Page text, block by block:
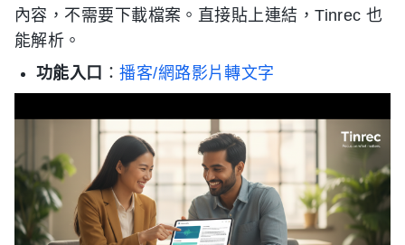
內容，不需要下載檔案。直接貼上連結，Tinrec 也
能解析。
功能入口 ：播客/網路影片轉文字